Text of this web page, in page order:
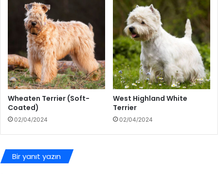
Wheaten Terrier (Soft-
Coated)
02/04/2024
West Highland White
Terrier
02/04/2024
Bir yanıt yazın